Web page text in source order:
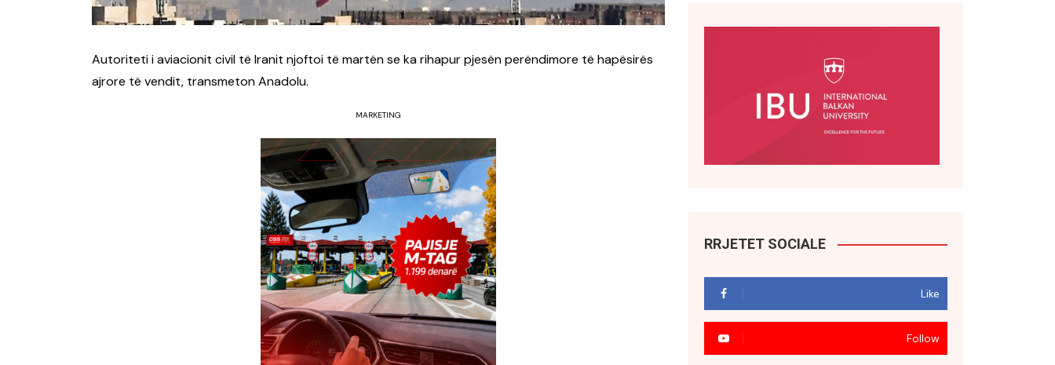
Autoriteti i aviacionit civil të Iranit njoftoi të martën se ka rihapur pjesën perëndimore të hapësirës
ajrore të vendit, transmeton Anadolu.
MARKETING
RRJETET SOCIALE
Like
Follow